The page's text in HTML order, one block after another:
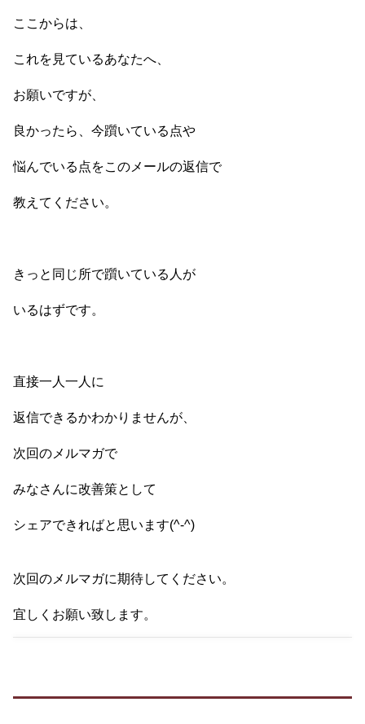
ここからは、
これを見ているあなたへ、
お願いですが、
良かったら、今躓いている点や
悩んでいる点をこのメールの返信で
教えてください。
きっと同じ所で躓いている人が
いるはずです。
直接一人一人に
返信できるかわかりませんが、
次回のメルマガで
みなさんに改善策として
シェアできればと思います(^-^)
次回のメルマガに期待してください。
宜しくお願い致します。